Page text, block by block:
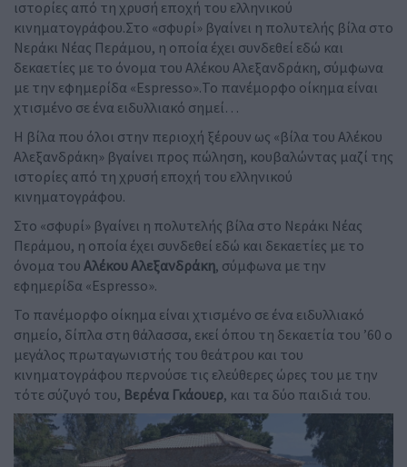
ιστορίες από τη χρυσή εποχή του ελληνικού
κινηματογράφου.Στο «σφυρί» βγαίνει η πολυτελής βίλα στο
Νεράκι Νέας Περάμου, η οποία έχει συνδεθεί εδώ και
δεκαετίες με το όνομα του Αλέκου Αλεξανδράκη, σύμφωνα
με την εφημερίδα «Espresso».Το πανέμορφο οίκημα είναι
χτισμένο σε ένα ειδυλλιακό σημεί…
Η βίλα που όλοι στην περιοχή ξέρουν ως «βίλα του Αλέκου
Αλεξανδράκη» βγαίνει προς πώληση, κουβαλώντας μαζί της
ιστορίες από τη χρυσή εποχή του ελληνικού
κινηματογράφου.
Στο «σφυρί» βγαίνει η πολυτελής βίλα στο Νεράκι Νέας
Περάμου, η οποία έχει συνδεθεί εδώ και δεκαετίες με το
όνομα του Αλέκου Αλεξανδράκη, σύμφωνα με την
εφημερίδα «Espresso».
Το πανέμορφο οίκημα είναι χτισμένο σε ένα ειδυλλιακό
σημείο, δίπλα στη θάλασσα, εκεί όπου τη δεκαετία του ’60 ο
μεγάλος πρωταγωνιστής του θεάτρου και του
κινηματογράφου περνούσε τις ελεύθερες ώρες του με την
τότε σύζυγό του, Βερένα Γκάουερ, και τα δύο παιδιά του.